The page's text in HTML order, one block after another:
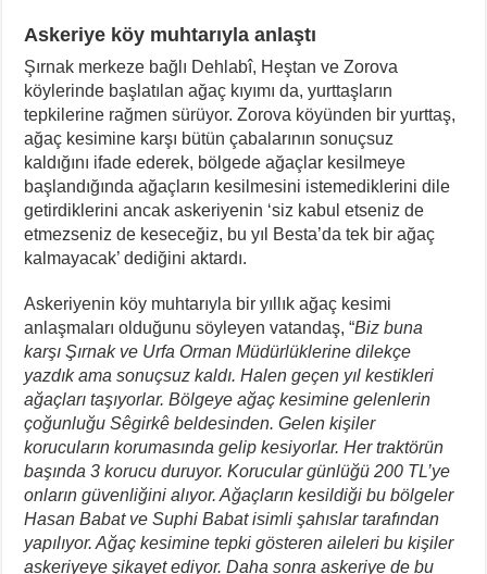
Askeriye köy muhtarıyla anlaştı
Şırnak merkeze bağlı Dehlabî, Heştan ve Zorova
köylerinde başlatılan ağaç kıyımı da, yurttaşların
tepkilerine rağmen sürüyor. Zorova köyünden bir yurttaş,
ağaç kesimine karşı bütün çabalarının sonuçsuz
kaldığını ifade ederek, bölgede ağaçlar kesilmeye
başlandığında ağaçların kesilmesini istemediklerini dile
getirdiklerini ancak askeriyenin ‘siz kabul etseniz de
etmezseniz de keseceğiz, bu yıl Besta’da tek bir ağaç
kalmayacak’ dediğini aktardı.
Askeriyenin köy muhtarıyla bir yıllık ağaç kesimi
anlaşmaları olduğunu söyleyen vatandaş, “Biz buna
karşı Şırnak ve Urfa Orman Müdürlüklerine dilekçe
yazdık ama sonuçsuz kaldı. Halen geçen yıl kestikleri
ağaçları taşıyorlar. Bölgeye ağaç kesimine gelenlerin
çoğunluğu Sêgirkê beldesinden. Gelen kişiler
korucuların korumasında gelip kesiyorlar. Her traktörün
başında 3 korucu duruyor. Korucular günlüğü 200 TL’ye
onların güvenliğini alıyor. Ağaçların kesildiği bu bölgeler
Hasan Babat ve Suphi Babat isimli şahıslar tarafından
yapılıyor. Ağaç kesimine tepki gösteren aileleri bu kişiler
askeriyeye şikayet ediyor. Daha sonra askeriye de bu